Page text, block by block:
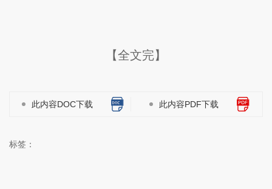
【全文完】
此内容DOC下载 此内容PDF下载
标签：